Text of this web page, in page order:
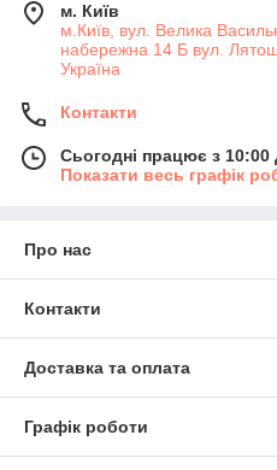
м. Київ
м.Київ, вул. Велика
набережна 14 Б вул.
Україна
Контакти
Сьогодні працює з 10:00
Показати весь графік
Про нас
Контакти
Доставка та оплата
Графік роботи